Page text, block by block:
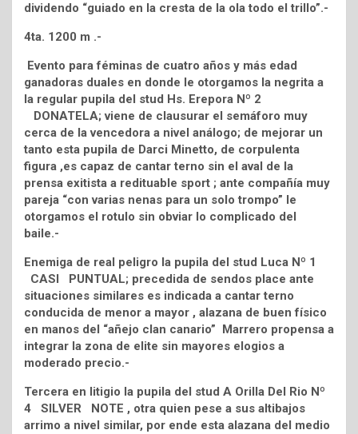
dividendo “guiado en la cresta de la ola todo el trillo”.-
4ta. 1200 m .-
Evento para féminas de cuatro años y más edad
ganadoras duales en donde le otorgamos la negrita a
la regular pupila del stud Hs. Erepora Nº 2
DONATELA; viene de clausurar el semáforo muy
cerca de la vencedora a nivel análogo; de mejorar un
tanto esta pupila de Darci Minetto, de corpulenta
figura ,es capaz de cantar terno sin el aval de la
prensa exitista a redituable sport ; ante compañía muy
pareja “con varias nenas para un solo trompo” le
otorgamos el rotulo sin obviar lo complicado del
baile.-
Enemiga de real peligro la pupila del stud Luca Nº 1
CASI PUNTUAL; precedida de sendos place ante
situaciones similares es indicada a cantar terno
conducida de menor a mayor , alazana de buen físico
en manos del “añejo clan canario” Marrero propensa a
integrar la zona de elite sin mayores elogios a
moderado precio.-
Tercera en litigio la pupila del stud A Orilla Del Rio Nº
4 SILVER NOTE , otra quien pese a sus altibajos
arrimo a nivel similar, por ende esta alazana del medio